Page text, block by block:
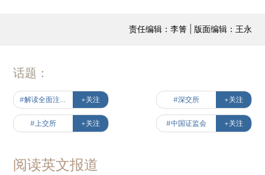
责任编辑：李箐 | 版面编辑：王永
话题：
+关注 #深交所 +关注
#上交所 +关注 #中国证监会 +关注
阅读英文报道